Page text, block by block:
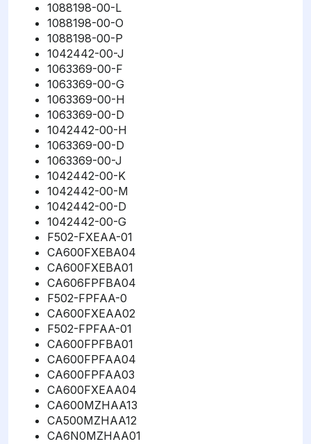
1088198-00-L
1088198-00-O
1088198-00-P
1042442-00-J
1063369-00-F
1063369-00-G
1063369-00-H
1063369-00-D
1042442-00-H
1063369-00-D
1063369-00-J
1042442-00-K
1042442-00-M
1042442-00-D
1042442-00-G
F502-FXEAA-01
CA600FXEBA04
CA600FXEBA01
CA606FPFBA04
F502-FPFAA-0
CA600FXEAA02
F502-FPFAA-01
CA600FPFBA01
CA600FPFAA04
CA600FPFAA03
CA600FXEAA04
CA600MZHAA13
CA500MZHAA12
CA6N0MZHAA01